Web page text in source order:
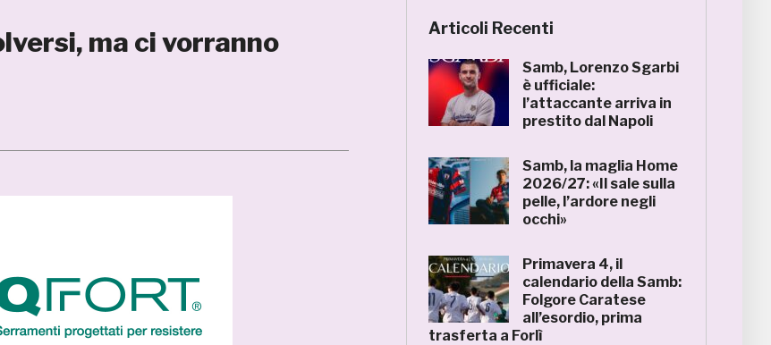
ma ci vorranno
Articoli Recenti
Samb, Lorenzo Sgarbi
è ufficiale:
l’attaccante arriva in
prestito dal Napoli
Samb, la maglia Home
2026/27: «Il sale sulla
pelle, l’ardore negli
occhi»
Primavera 4, il
calendario della Samb:
Folgore Caratese
all’esordio, prima
trasferta a Forlì